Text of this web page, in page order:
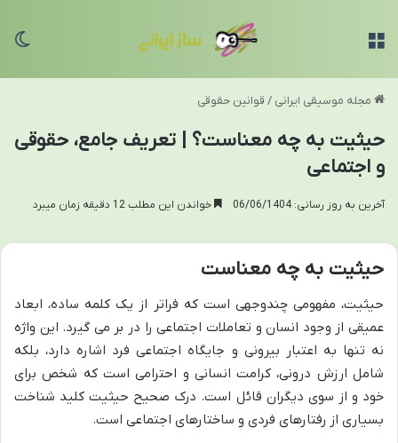
مجله موسیقی ایرانی / قوانین حقوقی
حیثیت به چه معناست؟ | تعریف جامع، حقوقی
و اجتماعی
آخرین به روز رسانی: 06/06/1404 خواندن این مطلب 12 دقیقه زمان میبرد
حیثیت به چه معناست
حیثیت، مفهومی چندوجهی است که فراتر از یک کلمه ساده، ابعاد
عمیقی از وجود انسان و تعاملات اجتماعی را در بر می گیرد. این واژه
نه تنها به اعتبار بیرونی و جایگاه اجتماعی فرد اشاره دارد، بلکه
شامل ارزش درونی، کرامت انسانی و احترامی است که شخص برای
خود و از سوی دیگران قائل است. درک صحیح حیثیت کلید شناخت
بسیاری از رفتارهای فردی و ساختارهای اجتماعی است.